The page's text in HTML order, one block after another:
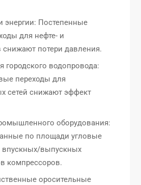
энергии: Постепенные
для нефте- и
снижают потери давления.
городского водопровода:
переходы для
сетей снижают эффект
оборудования:
по площади угловые
впускных/выпускных
компрессоров.
оросительные